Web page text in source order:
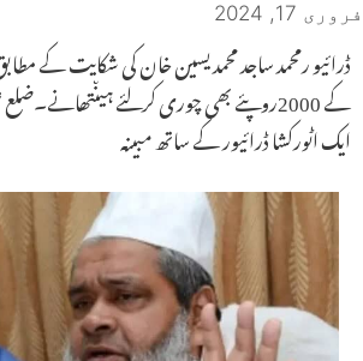
فروری 17, 2024
ڈرائیو رمحمد ساجد محمد یسین خان کی شکایت کے
کے 2000روپئے بھی چوری کرلئے
ایک اٹورکشا ڈرائیور کے ساتھ مبینہ